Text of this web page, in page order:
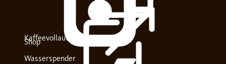
Kaffeevollautomaten
Wasserspender
Shop